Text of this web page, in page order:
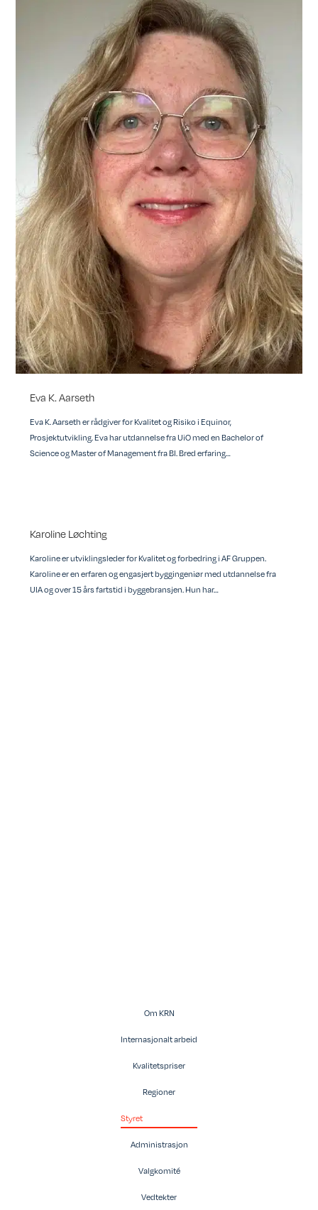
Om KRN
Internasjonalt arbeid
Kvalitetspriser
Regioner
Styret
Administrasjon
Valgkomité
Vedtekter
Eva K. Aarseth
Eva K. Aarseth er rådgiver for Kvalitet og Risiko i Equinor,
Prosjektutvikling. Eva har utdannelse fra UiO med en Bachelor of
Science og Master of Management fra BI. Bred erfaring…
Karoline Løchting
Karoline er utviklingsleder for Kvalitet og forbedring i AF Gruppen.
Karoline er en erfaren og engasjert byggingeniør med utdannelse fra
UIA og over 15 års fartstid i byggebransjen. Hun har…